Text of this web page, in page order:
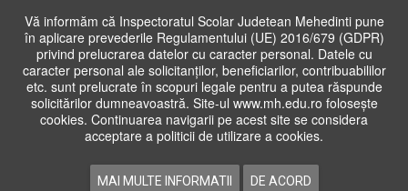
Vă informăm că Inspectoratul Scolar Judetean Mehedinti pune
în aplicare prevederile Regulamentului (UE) 2016/679 (GDPR)
privind prelucrarea datelor cu caracter personal. Datele cu
caracter personal ale solicitanților, beneficiarilor, contribuabililor
etc. sunt prelucrate în scopuri legale pentru a putea răspunde
solicitărilor dumneavoastră. Site-ul www.mh.edu.ro folosește
cookies. Continuarea navigarii pe acest site se considera
acceptare a politicii de utilizare a cookies.
MAI MULTE INFORMATII DE ACORD
Cauta
in
siteAcasa Cadre Didactice
Examene Naționale